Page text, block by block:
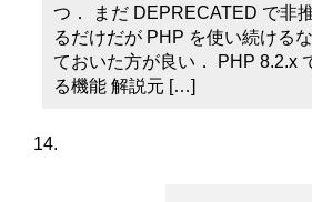
つ． まだ DEPRECATED で非
るだけだが PHP を使い続ける
ておいた方が良い． PHP 8.2.x
る機能 解説元 […]